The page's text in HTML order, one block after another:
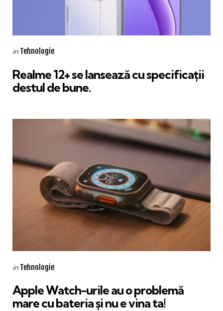
Categories
Posted
in Tehnologie
Realme 12+ se lansează cu specificații
destul de bune.
Categories
Posted
in Tehnologie
Apple Watch-urile au o problemă
mare cu bateria și nu e vina ta!